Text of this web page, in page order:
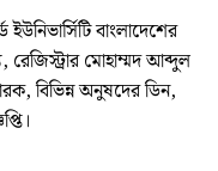
বাংলাদেশের
মোহাম্মদ আব্দুল
বিভিন্ন অনুষদের ডিন,